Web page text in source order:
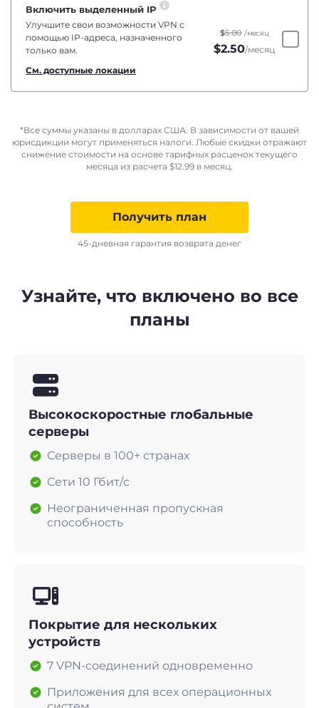
Включить выделенный IP
Улучшите свои возможности VPN с
помощью IP-адреса, назначенного
только вам.
См. доступные локации
$5.00 /месяц
$2.50/месяц
*Все суммы указаны в долларах США. В зависимости от вашей
юрисдикции могут применяться налоги. Любые скидки отражают
снижение стоимости на основе тарифных расценок текущего
месяца из расчета $12.99 в месяц.
Получить план
45-дневная гарантия возврата денег
Узнайте, что включено во все
планы
Высокоскоростные глобальные
серверы
Серверы в 100+ странах
Сети 10 Гбит/с
Неограниченная пропускная
способность
Покрытие для нескольких
устройств
7 VPN-соединений одновременно
Приложения для всех операционных